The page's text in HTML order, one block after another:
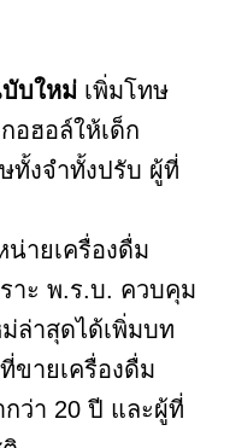
บใหม่ เพิ่มโทษ
อฮอล์ให้เด็ก
ทั้งจำทั้งปรับ ผู้ที่
ายเครื่องดื่ม
าะ พ.ร.บ. ควบคุม
ล่าสุดได้เพิ่มบท
ขายเครื่องดื่ม
ว่า 20 ปี และผู้ที่